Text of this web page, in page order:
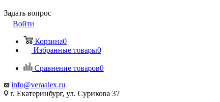
Задать вопрос
Войти
Корзина0
Избранные товары0
Сравнение товаров0
info@veraalex.ru
г. Екатеринбург, ул. Сурикова 37